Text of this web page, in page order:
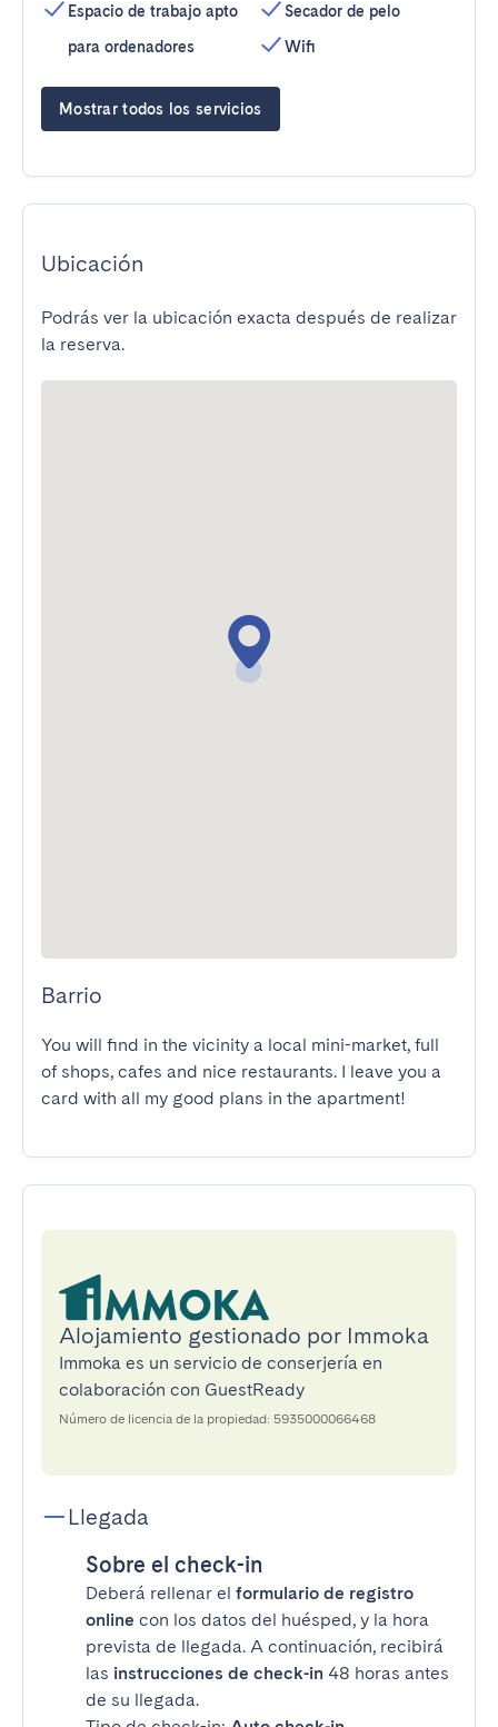
Espacio de trabajo apto
para ordenadores
Secador de pelo
Wifi
Mostrar todos los servicios
Ubicación
Podrás ver la ubicación exacta después de realizar
la reserva.
Barrio
You will find in the vicinity a local mini-market, full
of shops, cafes and nice restaurants. I leave you a
card with all my good plans in the apartment!
Alojamiento gestionado por Immoka
Immoka es un servicio de conserjería en
colaboración con GuestReady
Número de licencia de la propiedad: 5935000066468
Llegada
Sobre el check-in
Deberá rellenar el formulario de registro
online con los datos del huésped, y la hora
prevista de llegada. A continuación, recibirá
las instrucciones de check-in 48 horas antes
de su llegada.